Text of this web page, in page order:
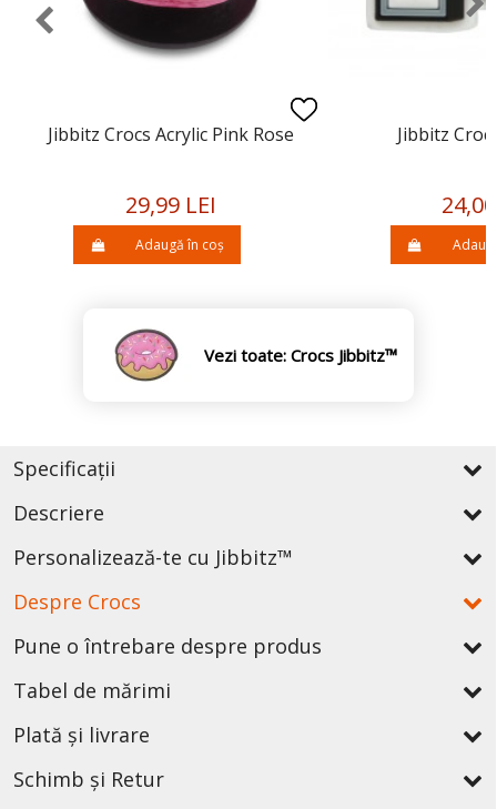
Jibbitz Crocs Acrylic Pink Rose
29,99 LEI
Adaugă în coș
Jibbitz
Vezi toate: Crocs Jibbitz™
Specificații
Descriere
Personalizează-te cu Jibbitz™
Despre Crocs
Pune o întrebare despre produs
Tabel de mărimi
Plată și livrare
Schimb și Retur